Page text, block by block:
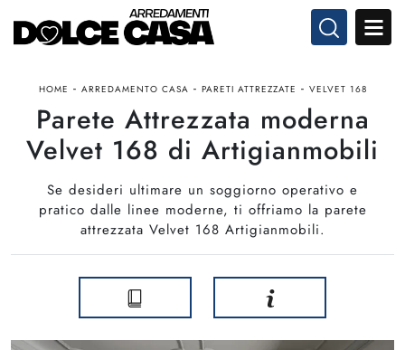
HOME - ARREDAMENTO CASA - PARETI ATTREZZATE - VELVET 168
Parete Attrezzata moderna
Velvet 168 di Artigianmobili
Se desideri ultimare un soggiorno operativo e
pratico dalle linee moderne, ti offriamo la parete
attrezzata Velvet 168 Artigianmobili.